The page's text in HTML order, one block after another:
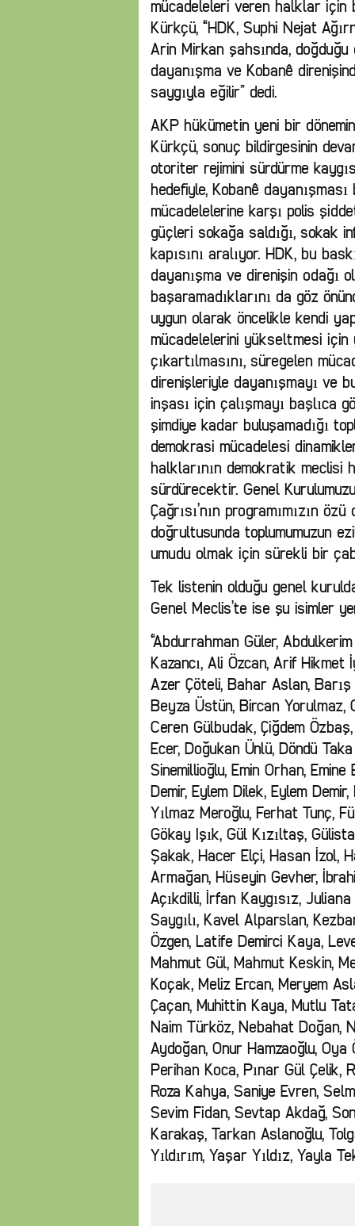
mücadeleleri veren halklar için
Kürkçü, “HDK, Suphi Nejat
Arin Mirkan şahsında,
dayanışma ve Kobanê
saygıyla eğilir” dedi.
AKP hükümetin yeni bir
Kürkçü, sonuç bildirgesinin
otoriter rejimini sürdürme
hedefiyle, Kobanê
mücadelelerine karşı polis
güçleri sokağa saldığı, sokak
kapısını aralıyor. HDK, bu
dayanışma ve direnişin odağı
başaramadıklarını da göz
uygun olarak öncelikle kendi
mücadelelerini yükseltmesi
çıkartılmasını, süregelen
direnişleriyle dayanışmayı ve
inşası için çalışmayı başlıca
şimdiye kadar buluşamadığı
demokrasi mücadelesi
halklarının demokratik meclisi
sürdürecektir. Genel
Çağrısı’nın programımızın
doğrultusunda toplumumuzun
umudu olmak için sürekli bir
Tek listenin olduğu genel
Genel Meclis’te ise şu isimler
“Abdurrahman Güler,
Kazancı, Ali Özcan, Arif Hikmet
Azer Çöteli, Bahar Aslan,
Beyza Üstün, Bircan Yorulmaz,
Ceren Gülbudak, Çiğdem
Ecer, Doğukan Ünlü, Döndü
Sinemillioğlu, Emin Orhan,
Demir, Eylem Dilek, Eylem
Yılmaz Meroğlu, Ferhat Tunç,
Gökay Işık, Gül Kızıltaş,
Şakak, Hacer Elçi, Hasan İzol,
Armağan, Hüseyin Gevher,
Açıkdilli, İrfan Kaygısız,
Saygılı, Kavel Alparslan,
Özgen, Latife Demirci Kaya,
Mahmut Gül, Mahmut Keskin,
Koçak, Meliz Ercan, Meryem
Çaçan, Muhittin Kaya, Mutlu
Naim Türköz, Nebahat Doğan,
Aydoğan, Onur Hamzaoğlu,
Perihan Koca, Pınar Gül Çelik,
Roza Kahya, Saniye Evren,
Sevim Fidan, Sevtap Akdağ,
Karakaş, Tarkan Aslanoğlu,
Yıldırım, Yaşar Yıldız, Yayla